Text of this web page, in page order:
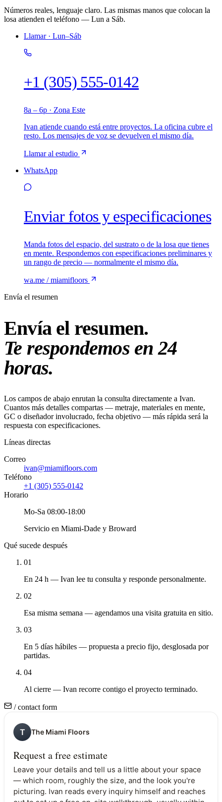
Números reales, lenguaje claro. Las mismas manos que colocan la
losa atienden el teléfono — Lun a Sáb.
Llamar · Lun–Sáb
+1 (305) 555-0142
8a – 6p · Zona Este
Ivan atiende cuando está entre proyectos. La oficina cubre el
resto. Los mensajes de voz se devuelven el mismo día.
Llamar al estudio
WhatsApp
Enviar fotos y especificaciones
Manda fotos del espacio, del sustrato o de la losa que tienes
en mente. Respondemos con especificaciones preliminares y
un rango de precio — normalmente el mismo día.
wa.me / miamifloors
Envía el resumen
Envía el resumen.
Te respondemos en 24
horas.
Los campos de abajo enrutan la consulta directamente a Ivan.
Cuantos más detalles compartas — metraje, materiales en mente,
GC o diseñador involucrado, fecha objetivo — más rápida será la
respuesta con especificaciones.
Líneas directas
Correo
ivan@miamifloors.com
Teléfono
+1 (305) 555-0142
Horario
Mo-Sa 08:00-18:00
Servicio en Miami-Dade y Broward
Qué sucede después
01
En 24 h — Ivan lee tu consulta y responde personalmente.
02
Esa misma semana — agendamos una visita gratuita en sitio.
03
En 5 días hábiles — propuesta a precio fijo, desglosada por
partidas.
04
Al cierre — Ivan recorre contigo el proyecto terminado.
/ contact form